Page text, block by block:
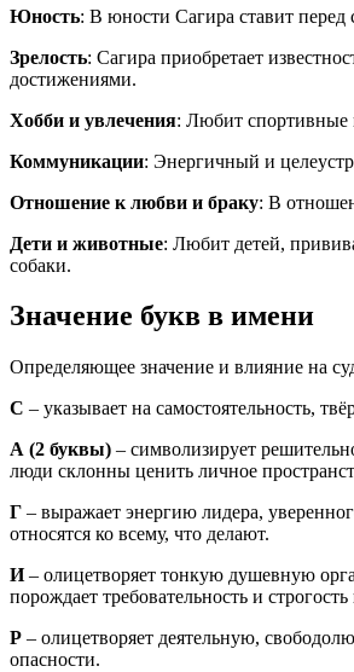
Юность: В юности Сагира ставит
Зрелость: Сагира приобретает
достижениями.
Хобби и увлечения: Любит спортивные
Коммуникации: Энергичный и
Отношение к любви и браку: В
Дети и животные: Любит детей,
собаки.
Значение букв в имени
Определяющее значение и влияние на
С – указывает на самостоятельность,
А (2 буквы) – символизирует
люди склонны ценить личное
Г – выражает энергию лидера,
относятся ко всему, что делают.
И– олицетворяет тонкую душевную
порождает требовательность и
Р – олицетворяет деятельную,
опасности.